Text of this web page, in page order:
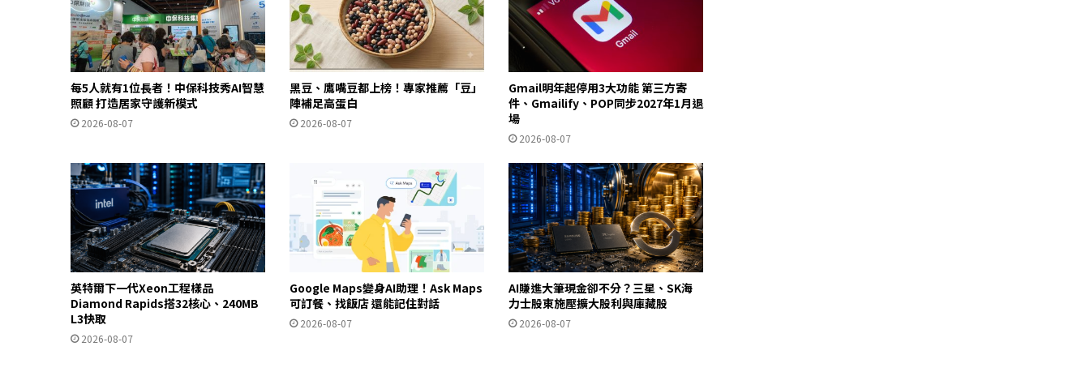
每5人就有1位長者！中保科技秀AI智慧
照顧 打造居家守護新模式
2026-08-07
黑豆、鷹嘴豆都上榜！專家推薦「豆」
陣補足高蛋白
2026-08-07
Gmail明年起停用3大功能 第三方寄
件、Gmailify、POP同步2027年1月退
場
2026-08-07
英特爾下一代Xeon工程樣品
Diamond Rapids搭32核心、240MB
L3快取
2026-08-07
Google Maps變身AI助理！Ask Maps
可訂餐、找飯店 還能記住對話
2026-08-07
AI賺進大筆現金卻不分？三星、SK海
力士股東施壓擴大股利與庫藏股
2026-08-07